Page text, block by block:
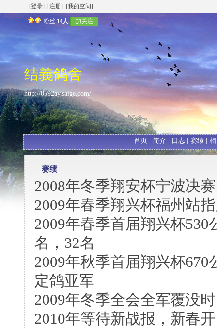
[登录] [注册] [我的空间]
粉丝 14人 加关注
结義鸽舍
http://0592ay.saige.com/
首页 简介 日志| 赛绩|
赛绩
2008年冬季翔安杯宁波决
2009年春季翔兴杯福州站
2009年春季首届翔兴杯530
名，32名
2009年秋季首届翔兴杯
定鸽亚军
2009年冬季全会全军覆没
2010年等待新战报，新春